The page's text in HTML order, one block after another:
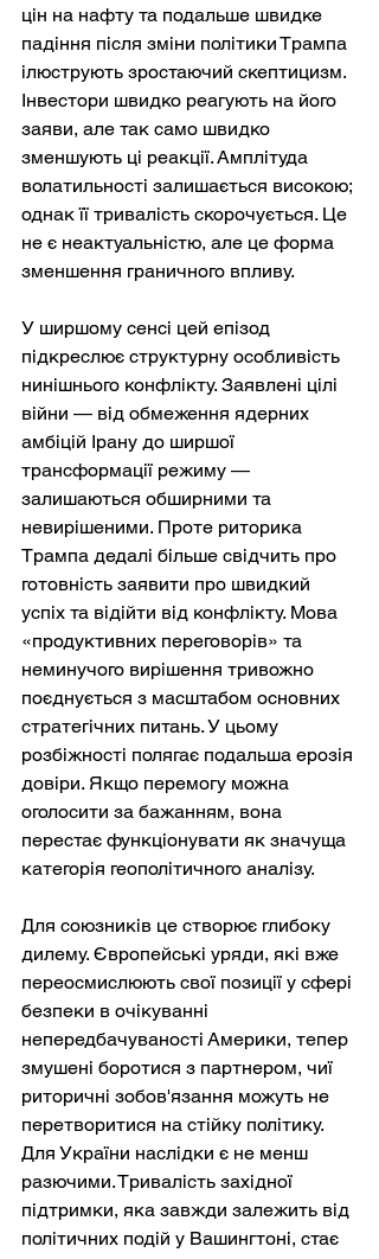
цін на нафту та подальше швидке
падіння після зміни політики Трампа
ілюструють зростаючий скептицизм.
Інвестори швидко реагують на його
заяви, але так само швидко
зменшують ці реакції. Амплітуда
волатильності залишається високою;
однак її тривалість скорочується. Це
не є неактуальністю, але це форма
зменшення граничного впливу.
У ширшому сенсі цей епізод
підкреслює структурну особливість
нинішнього конфлікту. Заявлені цілі
війни — від обмеження ядерних
амбіцій Ірану до ширшої
трансформації режиму —
залишаються обширними та
невирішеними. Проте риторика
Трампа дедалі більше свідчить про
готовність заявити про швидкий
успіх та відійти від конфлікту. Мова
«продуктивних переговорів» та
неминучого вирішення тривожно
поєднується з масштабом основних
стратегічних питань. У цьому
розбіжності полягає подальша ерозія
довіри. Якщо перемогу можна
оголосити за бажанням, вона
перестає функціонувати як значуща
категорія геополітичного аналізу.
Для союзників це створює глибоку
дилему. Європейські уряди, які вже
переосмислюють свої позиції у сфері
безпеки в очікуванні
непередбачуваності Америки, тепер
змушені боротися з партнером, чиї
риторичні зобов'язання можуть не
перетворитися на стійку політику.
Для України наслідки є не менш
разючими. Тривалість західної
підтримки, яка завжди залежить від
політичних подій у Вашингтоні, стає